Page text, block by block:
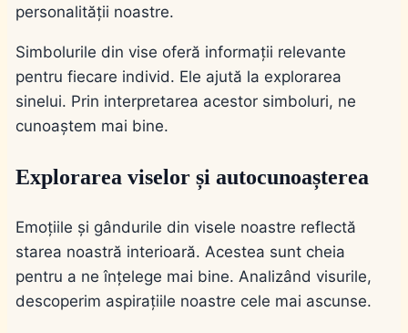
personalității noastre.
Simbolurile din vise oferă informații relevante
pentru fiecare individ. Ele ajută la explorarea
sinelui. Prin interpretarea acestor simboluri, ne
cunoaștem mai bine.
Explorarea viselor și autocunoașterea
Emoțiile și gândurile din visele noastre reflectă
starea noastră interioară. Acestea sunt cheia
pentru a ne înțelege mai bine. Analizând visurile,
descoperim aspirațiile noastre cele mai ascunse.